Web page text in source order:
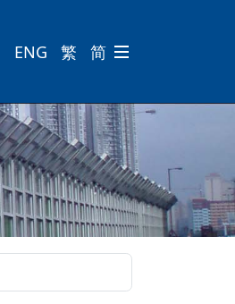
ENG 繁 简 